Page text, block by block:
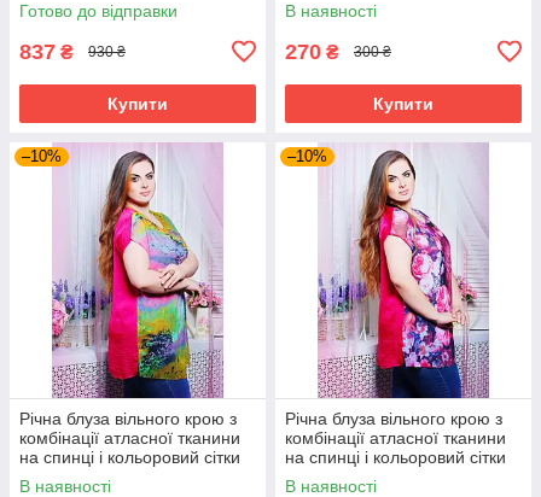
Готово до відправки
837 ₴ 930 ₴
Купити
В наявності
270 ₴ 300 ₴
Купити
–10%
Річна блуза вільного крою з
комбінації атласної тканини
на спинці і кольоровий сітки
великого розміру 52-62
В наявності
–10%
Річна блуза вільного крою з
комбінації атласної тканини
на спинці і кольоровий сітки
великого розміру 52-62
В наявності